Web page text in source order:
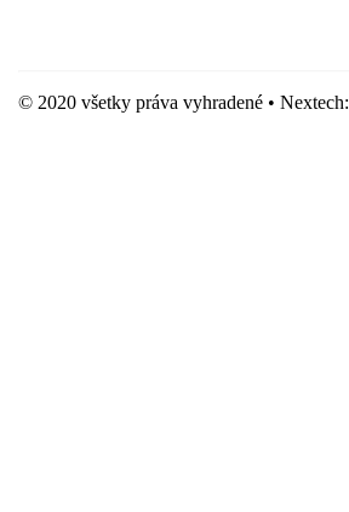
© 2020 všetky práva vyhradené •